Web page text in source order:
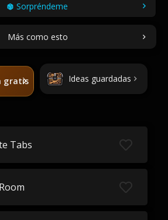
Sorpréndeme
Más como esto
gratis Ideas guardadas
Tabs